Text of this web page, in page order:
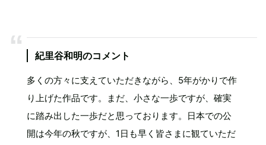
紀里谷和明のコメント
多くの方々に支えていただきながら、5年がかりで作
り上げた作品です。まだ、小さな一歩ですが、確実
に踏み出した一歩だと思っております。日本での公
開は今年の秋ですが、1日も早く皆さまに観ていただ